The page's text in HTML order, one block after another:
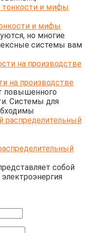
и мифы
но многие
системы вам
на производстве
повышенного
Системы для
собой